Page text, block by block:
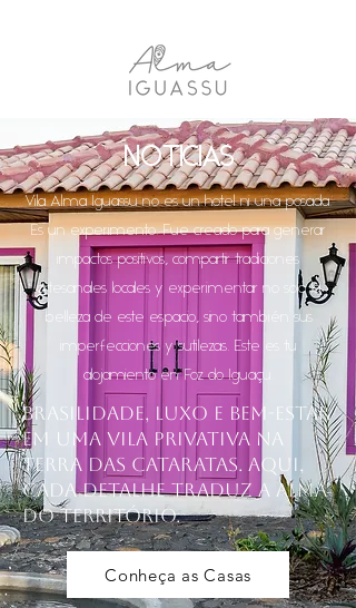
NOTICIAS
Vila Alma Iguassu no es un hotel ni una posada.
Es un experimento. Fue creado para generar
impactos positivos, compartir tradiciones
artesanales locales y experimentar no solo la
belleza de este espacio, sino también sus
imperfecciones y sutilezas. Este es tu
alojamiento en Foz do Iguaçu.
Brasilidade, luxo e bem-estar
em uma vila privativa na
Terra das Cataratas. Aqui,
cada detalhe traduz a alma
do território.
Conheça as Casas